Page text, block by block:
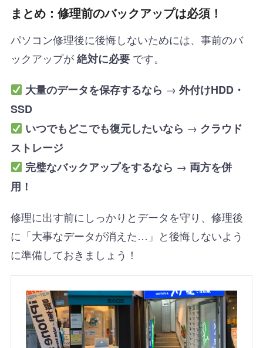
まとめ：修理前のバックアップは必須！
パソコン修理後に後悔しないためには、事前のバ
ックアップが絶対に必要です。
大量のデータを保存するなら →外付けHDD・
SSD
いつでもどこでも復元したいなら → クラウド
ストレージ
完璧なバックアップをするなら → 両方を併
用！
修理に出す前にしっかりとデータを守り、修理後
に「大事なデータが消えた…」と後悔しないよう
に準備しておきましょう！